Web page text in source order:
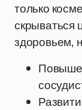
только
скрываться
здоровьем,